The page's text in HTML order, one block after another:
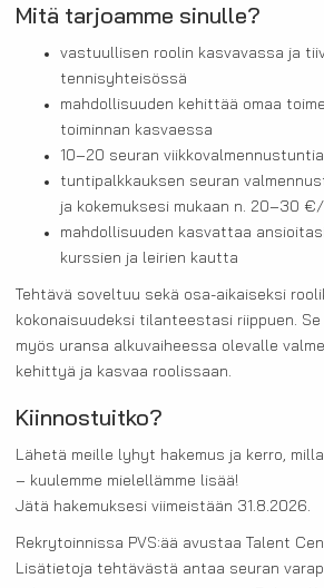
Mitä tarjoamme sinulle?
vastuullisen roolin kasvavassa ja
tennisyhteisössä
mahdollisuuden kehittää omaa
toiminnan kasvaessa
10–20 seuran viikkovalmennustuntia
tuntipalkkauksen seuran
ja kokemuksesi mukaan n. 20–30
mahdollisuuden kasvattaa
kurssien ja leirien kautta
Tehtävä soveltuu sekä osa-aikaiseksi
kokonaisuudeksi tilanteestasi riippuen.
myös uransa alkuvaiheessa olevalle
kehittyä ja kasvaa roolissaan.
Kiinnostuitko?
Lähetä meille lyhyt hakemus ja kerro,
– kuulemme mielellämme lisää!
Jätä hakemuksesi viimeistään 31.8.2026.
Rekrytoinnissa PVS:ää avustaa Talent
Lisätietoja tehtävästä antaa seuran